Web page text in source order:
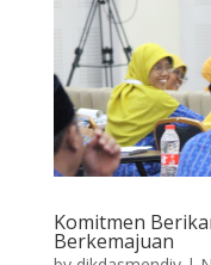
Komitmen
Berkemajuan